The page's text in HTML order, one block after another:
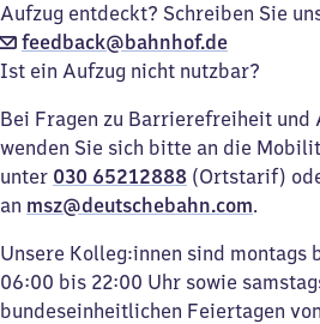
Aufzug entdeckt? Schreiben Sie
feedback@bahnhof.de
Ist ein Aufzug nicht nutzbar?
Bei Fragen zu Barrierefreiheit
wenden Sie sich bitte an die
unter 030 65212888 (Ortstarif)
an msz@deutschebahn.com.
Unsere Kolleg:innen sind montags
06:00 bis 22:00 Uhr sowie
bundeseinheitlichen Feiertagen